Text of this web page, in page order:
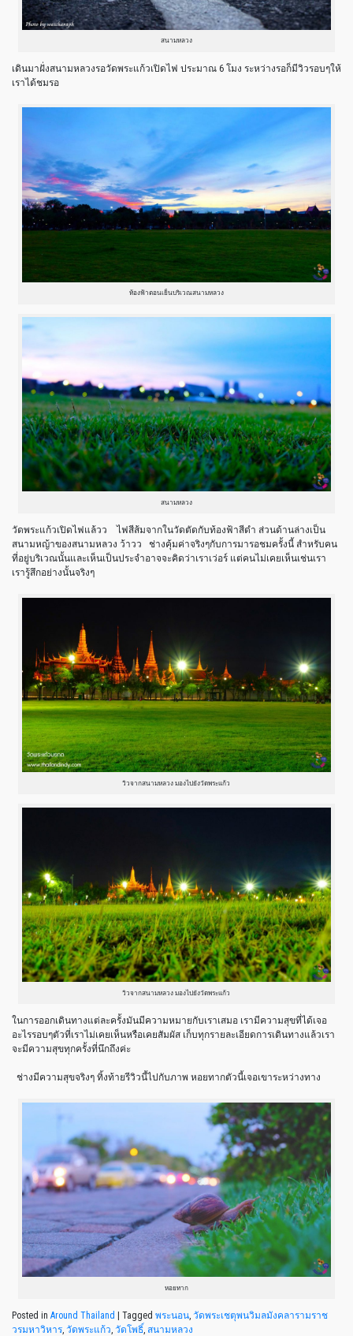
สนามหลวง
เดินมาฝั่งสนามหลวงรอวัดพระแก้วเปิดไฟ ประมาณ 6 โมง ระหว่างรอก็มีวิวรอบๆให้
เราได้ชมรอ
ท้องฟ้าตอนเย็นบริเวณสนามหลวง
สนามหลวง
วัดพระแก้วเปิดไฟแล้วว
ไฟสีส้มจากในวัดตัดกับท้องฟ้าสีดำ ส่วนด้านล่างเป็น
สนามหญ้าของสนามหลวง ว้าวว
ช่างคุ้มค่าจริงๆกับการมารอชมครั้งนี้ สำหรับคน
ที่อยู่บริเวณนั้นและเห็นเป็นประจำอาจจะคิดว่าเราเว่อร์ แต่คนไม่เคยเห็นเช่นเรา
เรารู้สึกอย่างนั้นจริงๆ
วิวจากสนามหลวง มองไปยังวัดพระแก้ว
วิวจากสนามหลวง มองไปยังวัดพระแก้ว
ในการออกเดินทางแต่ละครั้งมันมีความหมายกับเราเสมอ เรามีความสุขที่ได้เจอ
อะไรรอบๆตัวที่เราไม่เคยเห็นหรือเคยสัมผัส เก็บทุกรายละเอียดการเดินทางแล้วเรา
จะมีความสุขทุกครั้งที่นึกถึงค่ะ
ช่างมีความสุขจริงๆ ทิ้งท้ายรีวิวนี้ไปกับภาพ หอยทากตัวนี้เจอเขาระหว่างทาง
หอยทาก
Posted in Around Thailand Tagged พระนอน, วัดพระเชตุพนวิมลมังคลารามราช
วรมหาวิหาร, วัดพระแก้ว, วัดโพธิ์, สนามหลวง